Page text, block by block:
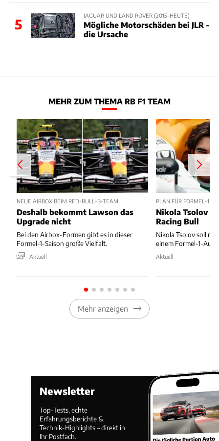
5
JAGUAR UND LAND ROVER (2015–HEUTE)
Mögliche Motorschäden bei JLR –
die Ursache
MEHR ZUM THEMA RB F1 TEAM
NEUE AIRBOX BEIM RED-BULL-B-TEAM
Deshalb bekommt Lawson das
Upgrade nicht
Bei den Airbox-Formen gibt es in dieser
Formel-1-Saison große Vielfalt.
Aktuell
PLAN FÜR FORMEL-1-
Nikola Tsolov
Racing Bull
Nikola Tsolov soll
einem Formel-1-
Aktuell
Mehr anzeigen
Newsletter
Top-Tests, echte
Erfahrungsberichte &
Technik-Highlights – direkt in
Ihr Postfach.